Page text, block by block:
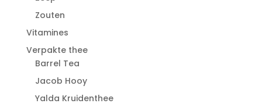
Zouten
Vitamines
Verpakte thee
Barrel Tea
Jacob Hooy
Yalda Kruidenthee